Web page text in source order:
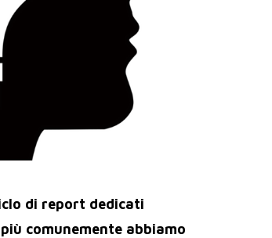
di report dedicati
comunemente abbiamo